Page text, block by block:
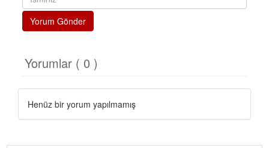
Yorum Gönder
Yorumlar ( 0 )
Henüz bir yorum yapılmamış